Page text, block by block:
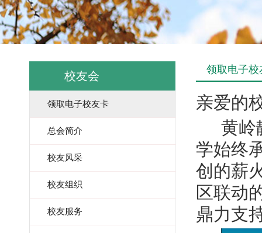
校友会
领取电子校友卡
总会简介
校友风采
校友组织
校友服务
领取电子校
亲爱的
黄岭
学始终
创的薪
区联动
鼎力支